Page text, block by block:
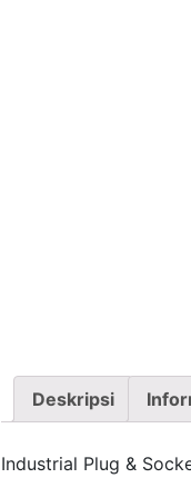
Deskripsi
Industrial Plug &